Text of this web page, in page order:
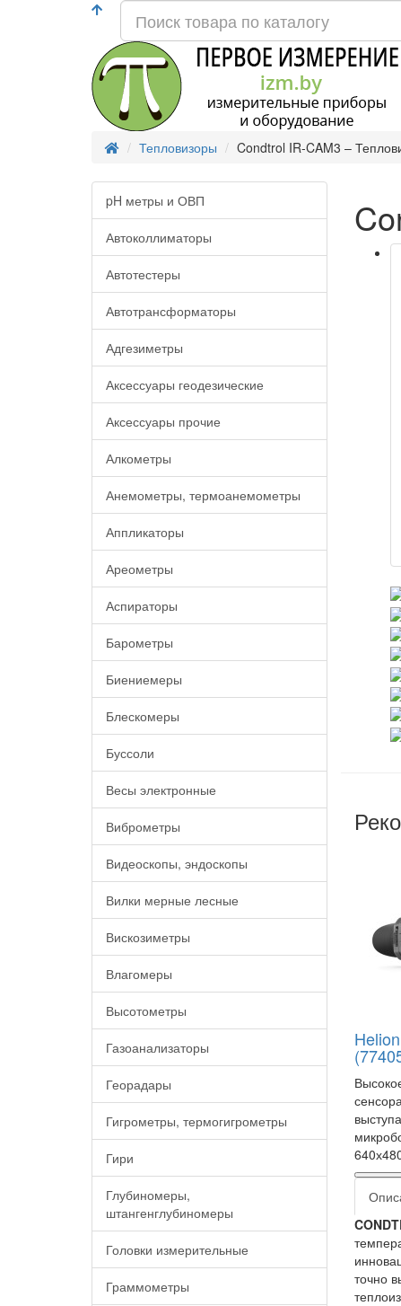
Тепловизоры Condtrol IR-CAM3 –
pH метры и ОВП
Автоколлиматоры
Автотестеры
Автотрансформаторы
Адгезиметры
Аксессуары геодезические
Аксессуары прочие
Алкометры
Анемометры, термоанемометры
Аппликаторы
Ареометры
Аспираторы
Барометры
Биениемеры
Блескомеры
Буссоли
Весы электронные
Виброметры
Видеоскопы, эндоскопы
Вилки мерные лесные
Вискозиметры
Влагомеры
Высотометры
Газоанализаторы
Георадары
Гигрометры, термогигрометры
Гири
Глубиномеры,
штангенглубиномеры
Головки измерительные
Граммометры
точно